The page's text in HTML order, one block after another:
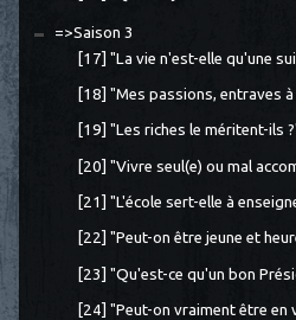
=>Saison 3
[17] "La vie n'est-elle qu'une
[18] "Mes passions, entraves
[19] "Les riches le méritent-ils
[20] "Vivre seul(e) ou mal
[21] "L'école sert-elle à
[22] "Peut-on être jeune et
[23] "Qu'est-ce qu'un bon
[24] "Peut-on vraiment être en